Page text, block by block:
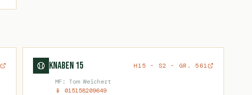
Knaben 15
H15 - S2 - GR. 561
MF: Tom Weichert
📱 015158209649